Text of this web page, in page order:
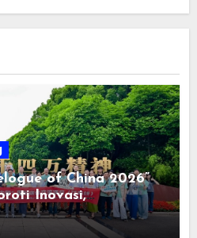
of China 2026”
Inovasi,
Masyarakat